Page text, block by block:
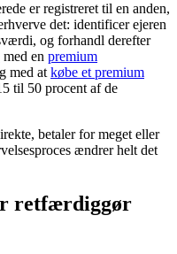
er registreret til en anden,
det: identificer ejeren
og forhandl derefter
med en premium
med at købe et premium
til 50 procent af de
betaler for meget eller
ændrer helt det
retfærdiggør